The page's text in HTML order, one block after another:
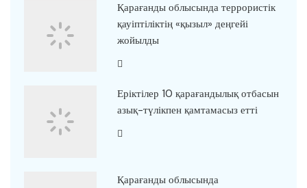
Қарағанды облысында террористік
қауіптіліктің «қызыл» деңгейі
жойылды
Еріктілер 10 қарағандылық отбасын
азық-түлікпен қамтамасыз етті
Қарағанды облысында